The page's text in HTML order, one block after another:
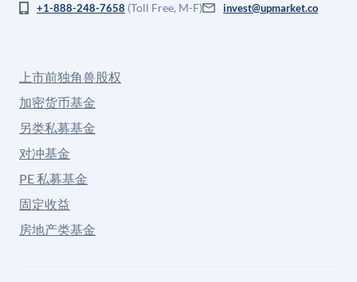
+1-888-248-7658 (Toll Free, M-F) invest@upmarket.co
上市前独角兽股权
加密货币基金
另类私募基金
对冲基金
PE 私募基金
固定收益
房地产类基金